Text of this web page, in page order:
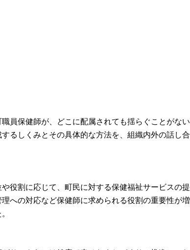
員保健師が、どこに配属されても揺らぐことがない
るしくみとその具体的な方法を、組織内外の話し合
や役割に応じて、町民に対する保健福祉サービスの提
への対応など保健師に求められる役割の重要性が増